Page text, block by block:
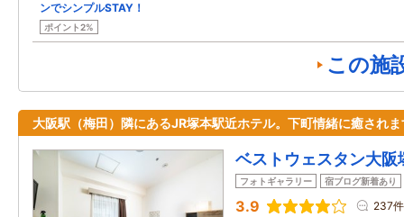
ンでシンプルSTAY！
ポイント2%
この施
大阪駅（梅田）隣にあるJR塚本駅近ホテル。下町情緒に癒され
ベストウェスタン大阪
フォトギャラリー 宿ブログ新着あり
3.9 237件